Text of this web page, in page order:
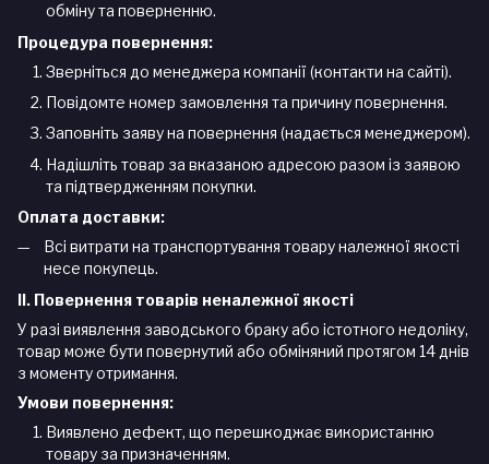
обміну та поверненню.
Процедура повернення:
Зверніться до менеджера компанії (контакти на сайті).
Повідомте номер замовлення та причину повернення.
Заповніть заяву на повернення (надається менеджером).
Надішліть товар за вказаною адресою разом із заявою
та підтвердженням покупки.
Оплата доставки:
Всі витрати на транспортування товару належної якості
несе покупець.
II. Повернення товарів неналежної якості
У разі виявлення заводського браку або істотного недоліку,
товар може бути повернутий або обміняний протягом 14 днів
з моменту отримання.
Умови повернення:
Виявлено дефект, що перешкоджає використанню
товару за призначенням.